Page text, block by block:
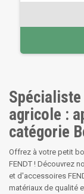
Spécialiste
agricole :
catégorie
Offrez à votre petit
FENDT ! Découvrez
et d'accessoires
matériaux de qualité